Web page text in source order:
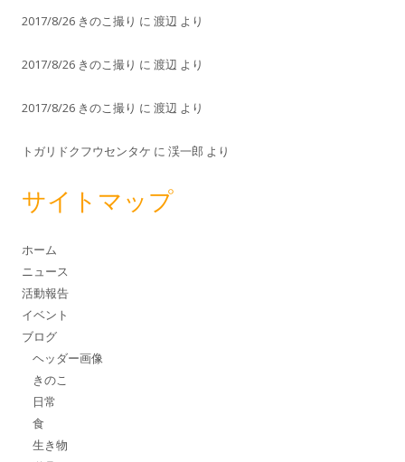
2017/8/26 きのこ撮り に 渡辺 より
2017/8/26 きのこ撮り に 渡辺 より
2017/8/26 きのこ撮り に 渡辺 より
トガリドクフウセンタケ に 渓一郎 より
サイトマップ
ホーム
ニュース
活動報告
イベント
ブログ
ヘッダー画像
きのこ
日常
食
生き物